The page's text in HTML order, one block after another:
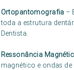
Ortopantomografia –
toda a estrutura
Dentista.
Ressonância
magnético e ondas